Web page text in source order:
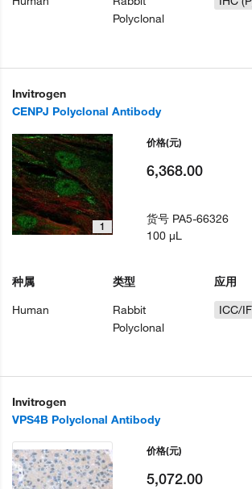
Polyclonal
Invitrogen
CENPJ Polyclonal Antibody
1
种属
Human
类型
Rabbit
Polyclonal
应用
ICC/IF
价格(元)
6,368.00
货号 PA5-66326
100 µL
Invitrogen
VPS4B Polyclonal Antibody
价格(元)
5,072.00